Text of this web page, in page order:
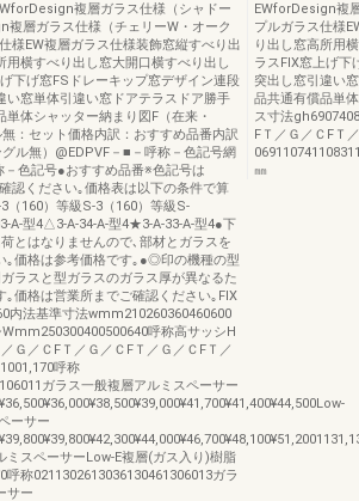
複層ガラス仕様（シャドー
複層ガラス仕様（チェリーW・オーク
様EW複層ガラス仕様装飾窓縦すべり出
用横すべり出し窓大開口横すべり出し
下げ窓FSドレーキップ窓デザイン連段
い窓単体引違い窓ドアテラスドア勝手
単体シャッター納まり図F（在来・
：セット価格内訳：おすすめ品番内訳
ル無）@EDPVF－■－呼称－色記号網
－色記号●おすすめ品番※色記号は
認ください｡価格表は以下の条件で算
（160）等級S-3（160）等級S-
A-型4△3-A-34-A-型4★3-A-33-A-型4●下
とはなりませんので､部材とガラスを
｡価格は参考価格です｡●◎印の機種の型
ラスと型ガラスのガラス厚が異なるた
｡価格は営業所までご確認ください｡FIX
内法基準寸法wmm210260360460600
呼称高サッシH
Ｇ／ＣFＴ／Ｇ／ＣFＴ／Ｇ／ＣFＴ／
呼称
ガラス一般複層アルミスペーサー
ーサー
ミスペーサーLow-E複層(ガス入り)樹脂
呼称0211302613036130461306013ガラ
サー
EWforDesign複
プルガラス仕様
り出し窓高所用
ラスFIX窓上げ下
突出し窓引違い
品共通有償品単
ス寸法
FＴ／Ｇ／ＣFＴ
㎜